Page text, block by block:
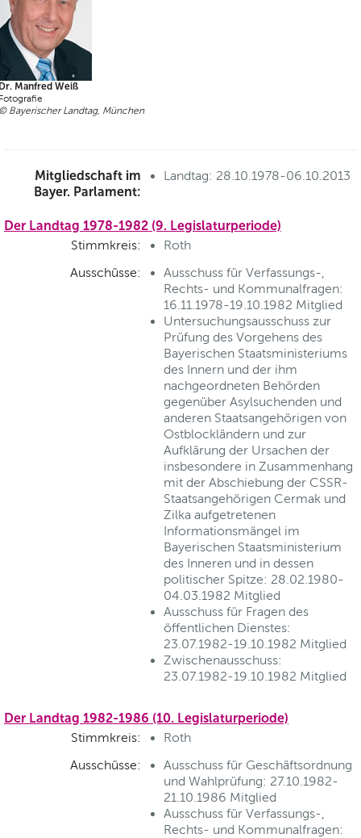
Manfred Weiß
Bayerischer Landtag, München
Mitgliedschaft im
Bayer. Parlament:
Landtag: 28.10.1978-06.10.2013
Der Landtag 1978-1982 (9. Legislaturperiode)
Stimmkreis:
Roth
Ausschüsse:
Ausschuss für Verfassungs-,
Rechts- und Kommunalfragen:
16.11.1978-19.10.1982 Mitglied
Untersuchungsausschuss zur
Prüfung des Vorgehens des
Bayerischen Staatsministeriums
des Innern und der ihm
nachgeordneten Behörden
gegenüber Asylsuchenden und
anderen Staatsangehörigen von
Ostblockländern und zur
Aufklärung der Ursachen der
insbesondere in Zusammenhang
mit der Abschiebung der CSSR-
Staatsangehörigen Cermak und
Zilka aufgetretenen
Informationsmängel im
Bayerischen Staatsministerium
des Inneren und in dessen
politischer Spitze: 28.02.1980-
04.03.1982 Mitglied
Ausschuss für Fragen des
öffentlichen Dienstes:
23.07.1982-19.10.1982 Mitglied
Zwischenausschuss:
23.07.1982-19.10.1982 Mitglied
Der Landtag 1982-1986 (10. Legislaturperiode)
Stimmkreis:
Roth
Ausschüsse:
Ausschuss für Geschäftsordnung
und Wahlprüfung: 27.10.1982-
21.10.1986 Mitglied
Ausschuss für Verfassungs-,
Rechts- und Kommunalfragen: